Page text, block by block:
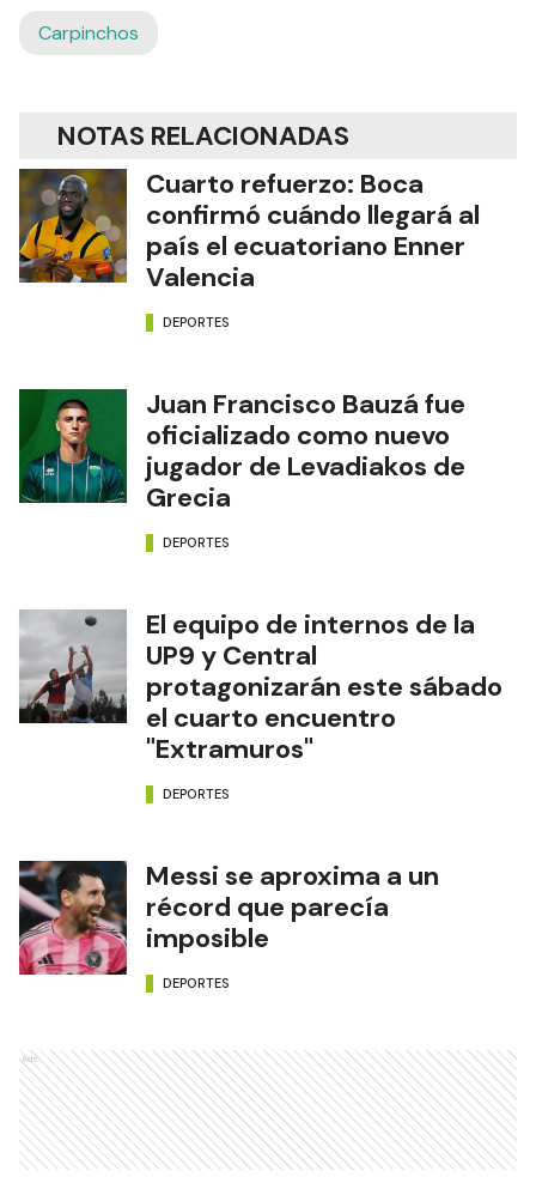
Carpinchos
NOTAS RELACIONADAS
Cuarto refuerzo: Boca
confirmó cuándo llegará al
país el ecuatoriano Enner
Valencia
DEPORTES
Juan Francisco Bauzá fue
oficializado como nuevo
jugador de Levadiakos de
Grecia
DEPORTES
El equipo de internos de la
UP9 y Central
protagonizarán este sábado
el cuarto encuentro
"Extramuros"
DEPORTES
Messi se aproxima a un
récord que parecía
imposible
DEPORTES
Ads